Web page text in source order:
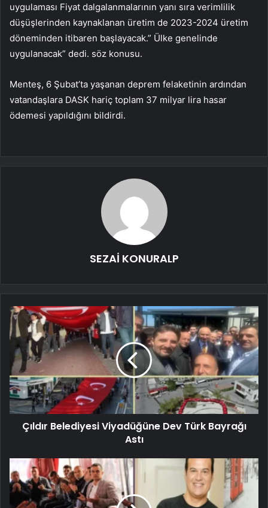
uygulaması Fiyat dalgalanmalarının yanı sıra verimlilik
düşüşlerinden kaynaklanan üretim de 2023-2024 üretim
döneminden itibaren başlayacak.” Ülke genelinde
uygulanacak” dedi. söz konusu.
Menteş, 6 Şubat’ta yaşanan deprem felaketinin ardından
vatandaşlara DASK hariç toplam 37 milyar lira hasar
ödemesi yapıldığını bildirdi.
SEZAİ KONURALP
Çıldır Belediyesi Viyadüğüne Dev Türk Bayrağı
Astı